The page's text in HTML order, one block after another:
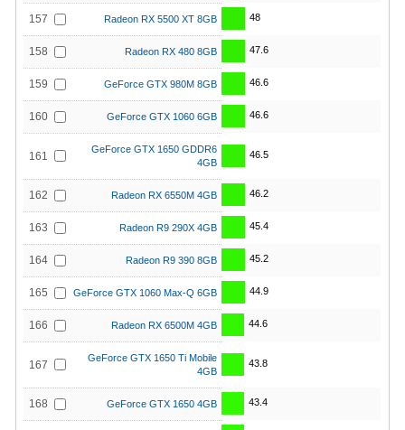
157 Radeon RX 5500 XT 8GB 48
158 Radeon RX 480 8GB 47.6
159 GeForce GTX 980M 8GB 46.6
160 GeForce GTX 1060 6GB 46.6
161
GeForce GTX 1650 GDDR6
4GB
46.5
162 Radeon RX 6550M 4GB 46.2
163 Radeon R9 290X 4GB 45.4
164 Radeon R9 390 8GB 45.2
165 GeForce GTX 1060 Max-Q 6GB 44.9
166 Radeon RX 6500M 4GB 44.6
167
GeForce GTX 1650 Ti Mobile
4GB
43.8
168 GeForce GTX 1650 4GB 43.4